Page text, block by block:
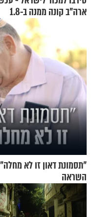
ארה"ב קונה ממנה ב-1.8
"תסמונת דאון זו לא
השראה